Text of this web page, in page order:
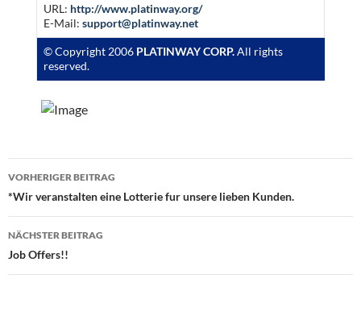
URL: http://www.platinway.org/
E-Mail: support@platinway.net
© Copyright 2006PLATINWAY CORP.All rights
reserved.
Beitragsnavigation
VORHERIGER BEITRAG
*Wir veranstalten eine Lotterie fur unsere lieben Kunden.
NÄCHSTER BEITRAG
Job Offers!!